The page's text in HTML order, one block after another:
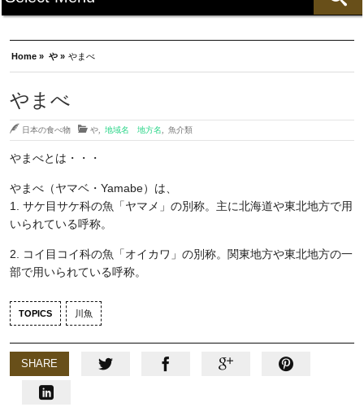
Home » や » やまべ
やまべ
日本の食べ物 や 地域名 地方名 魚介類
やまべとは・・・
やまべ（ヤマベ・Yamabe）は、
1. サケ目サケ科の魚「ヤマメ」の別称。主に北海道や東北地方で用
いられている呼称。
2. コイ目コイ科の魚「オイカワ」の別称。関東地方や東北地方の一
部で用いられている呼称。
TOPICS 川魚
SHARE